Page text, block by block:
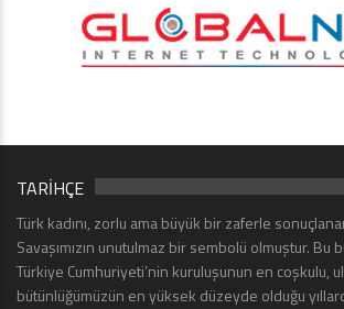
TARİHÇE
Türk kadını, zorlu ama büyük bir zaferle
Savaşımızın unutulmaz bir sembolü olmuştur. Bu
Türkiye Cumhuriyeti’nin kuruluşunun en coşkulu,
bütünlüğümüzün en yüksek düzeyde olduğu